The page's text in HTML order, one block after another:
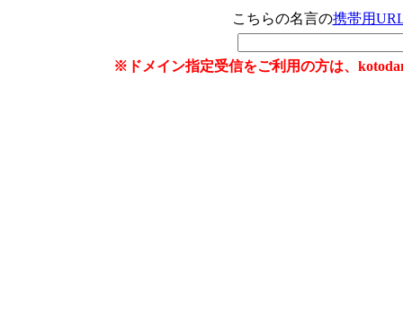
こちらの名言の携帯用
※ドメイン指定受信をご利用の方は、